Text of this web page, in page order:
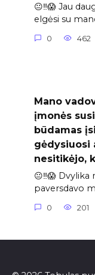
😐‼️😱 Jau
elgėsi su
0 462
Mano
įmonės
būdamas
gėdysiuosi
nesitikėjo,
😐‼️😱
paversdavo
0 201